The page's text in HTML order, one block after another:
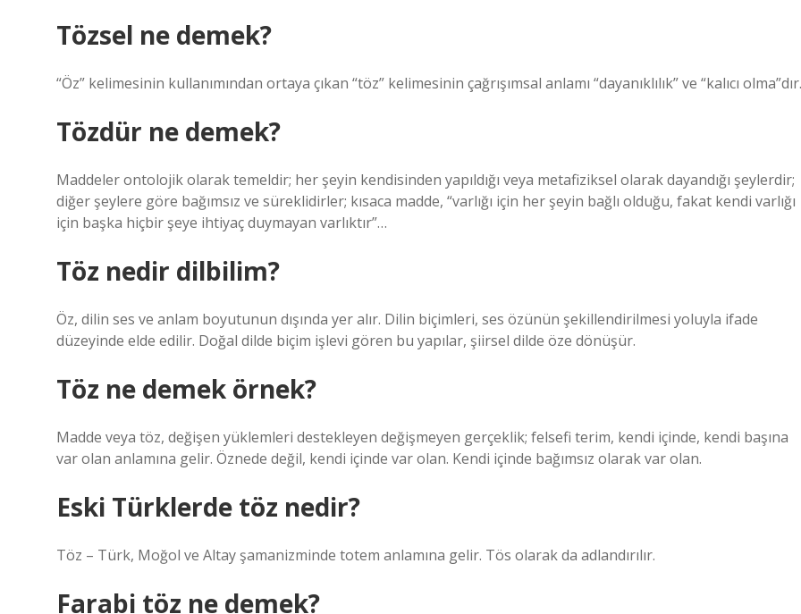
Tözsel ne demek?
“Öz” kelimesinin kullanımından ortaya çıkan “töz” kelimesinin çağrışımsal anlamı “dayanıklılık” ve “kalıcı olma”dır.
Tözdür ne demek?
Maddeler ontolojik olarak temeldir; her şeyin kendisinden yapıldığı veya metafiziksel olarak dayandığı şeylerdir;
diğer şeylere göre bağımsız ve süreklidirler; kısaca madde, “varlığı için her şeyin bağlı olduğu, fakat kendi varlığı
için başka hiçbir şeye ihtiyaç duymayan varlıktır”…
Töz nedir dilbilim?
Öz, dilin ses ve anlam boyutunun dışında yer alır. Dilin biçimleri, ses özünün şekillendirilmesi yoluyla ifade
düzeyinde elde edilir. Doğal dilde biçim işlevi gören bu yapılar, şiirsel dilde öze dönüşür.
Töz ne demek örnek?
Madde veya töz, değişen yüklemleri destekleyen değişmeyen gerçeklik; felsefi terim, kendi içinde, kendi başına
var olan anlamına gelir. Öznede değil, kendi içinde var olan. Kendi içinde bağımsız olarak var olan.
Eski Türklerde töz nedir?
Töz – Türk, Moğol ve Altay şamanizminde totem anlamına gelir. Tös olarak da adlandırılır.
Farabi töz ne demek?